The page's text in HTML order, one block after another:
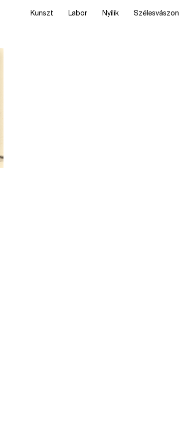
Kunszt Labor Nyílik Szélesvászon